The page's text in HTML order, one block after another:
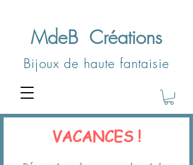
MdeB Créations
Bijoux de haute fantaisie
VACANCES !